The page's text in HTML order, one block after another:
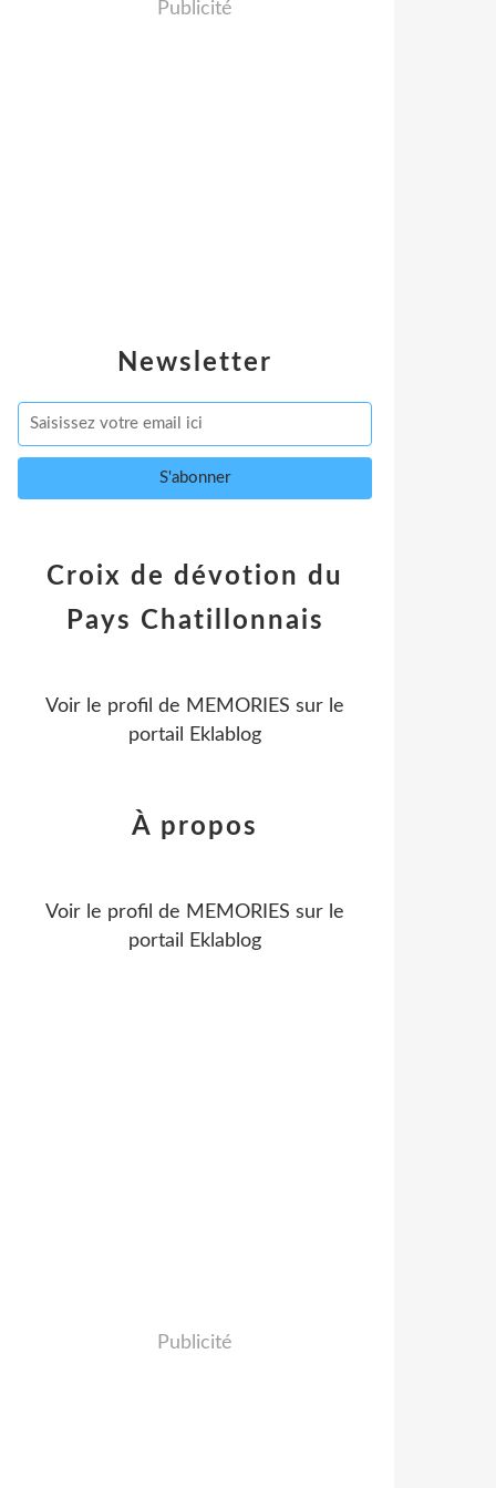
Newsletter
Publicité
Croix de dévotion du
Pays Chatillonnais
Voir le profil de MEMORIES sur le
portail Eklablog
À propos
Voir le profil de MEMORIES sur le
portail Eklablog
Publicité